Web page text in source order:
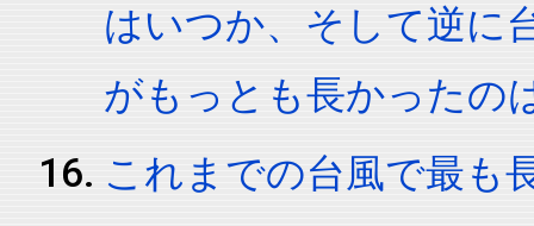
はいつか、そして逆に
がもっとも長かったの
これまでの台風で最も